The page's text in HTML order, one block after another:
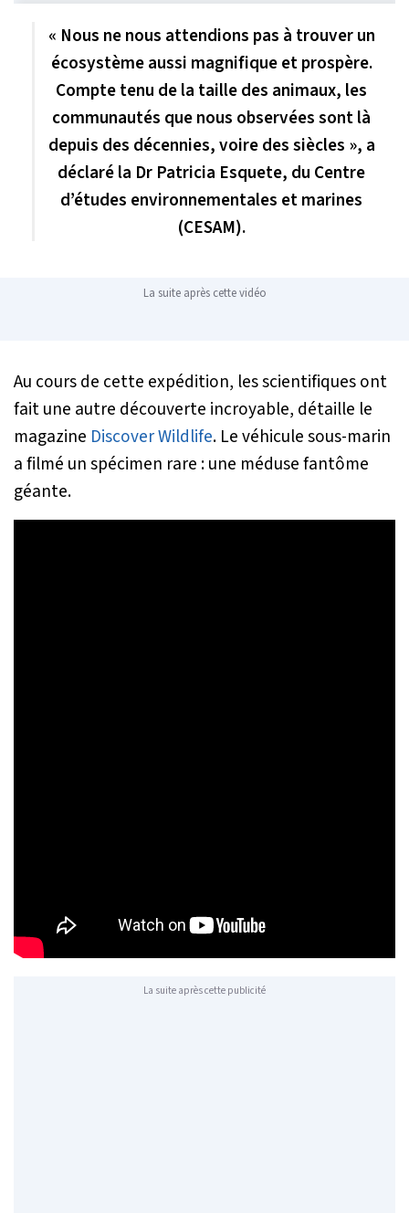
« Nous ne nous attendions pas à trouver un
écosystème aussi magnifique et prospère.
Compte tenu de la taille des animaux, les
communautés que nous observées sont là
depuis des décennies, voire des siècles », a
déclaré la Dr Patricia Esquete, du Centre
d’études environnementales et marines
(CESAM).
La suite après cette vidéo
Au cours de cette expédition, les scientifiques ont
fait une autre découverte incroyable, détaille le
magazine Discover Wildlife. Le véhicule sous-marin
a filmé un spécimen rare : une méduse fantôme
géante.
La suite après cette publicité